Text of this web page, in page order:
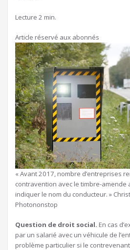
Temps
Lecture 2 min.
Article réservé aux abonnés
« Avant 2017, nombre d’entreprises
contravention avec le timbre-amende
indiquer le nom du conducteur. »
Photononstop
Question de droit social. En cas
par un salarié avec un véhicule de
problème particulier si le